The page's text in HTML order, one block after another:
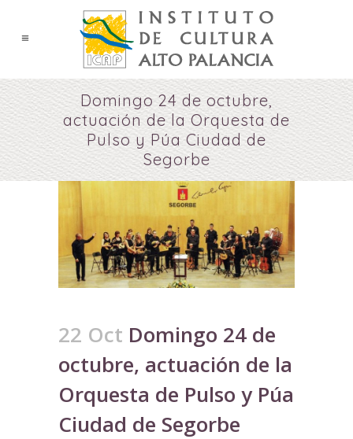
Domingo 24 de octubre,
actuación de la Orquesta de
Pulso y Púa Ciudad de
Segorbe
22 Oct Domingo 24 de
octubre, actuación de la
Orquesta de Pulso y Púa
Ciudad de Segorbe